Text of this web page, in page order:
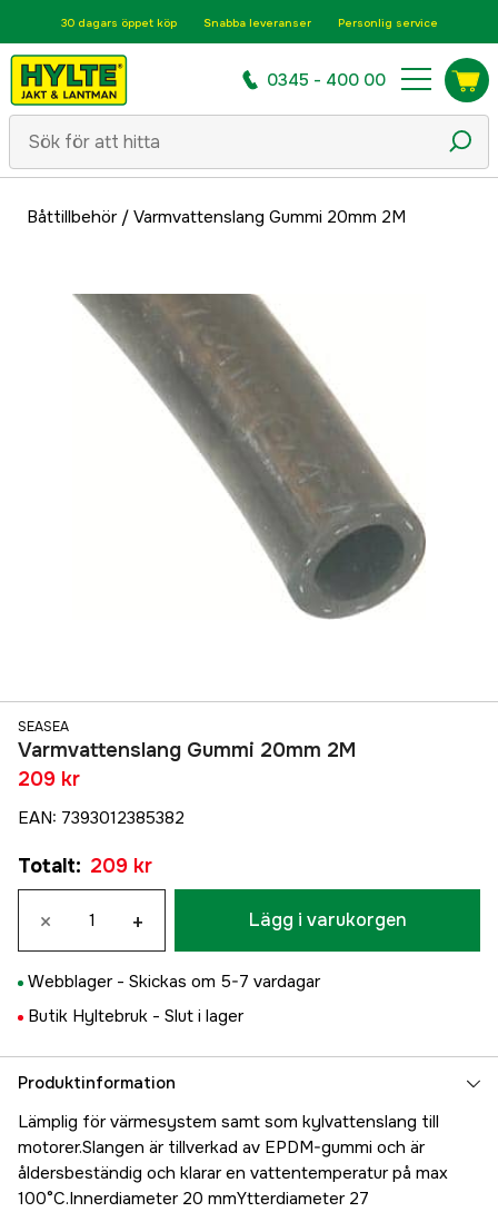
30 dagars öppet köp Snabba leveranser Personlig service
0345 - 400 00
Båttillbehör/ Varmvattenslang Gummi 20mm 2M
SEASEA
Varmvattenslang Gummi 20mm 2M
209 kr
EAN: 7393012385382
Totalt: 209 kr
× + Lägg i varukorgen
Webblager - Skickas om 5-7 vardagar
Butik Hyltebruk - Slut i lager
Produktinformation
Lämplig för värmesystem samt som kylvattenslang till
motorer.Slangen är tillverkad av EPDM-gummi och är
åldersbeständig och klarar en vattentemperatur på max
100°C.Innerdiameter 20 mmYtterdiameter 27